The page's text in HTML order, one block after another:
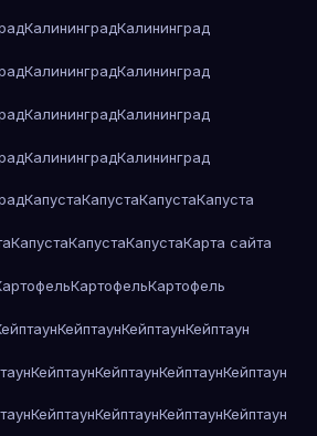
КалининградКалининград
КалининградКалининград
КалининградКалининград
КалининградКалининград
КапустаКапустаКапустаКапуста
КапустаКапустаКапустаКарта сайта
КартофельКартофель
КейптаунКейптаунКейптаун
КейптаунКейптаунКейптаунКейптаун
КейптаунКейптаунКейптаунКейптаун